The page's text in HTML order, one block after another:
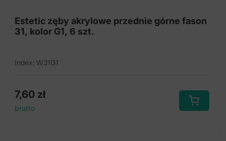
Estetic zęby akrylowe przednie górne fason
31, kolor G1, 6 szt.
Index: W31G1
7,60 zł
brutto